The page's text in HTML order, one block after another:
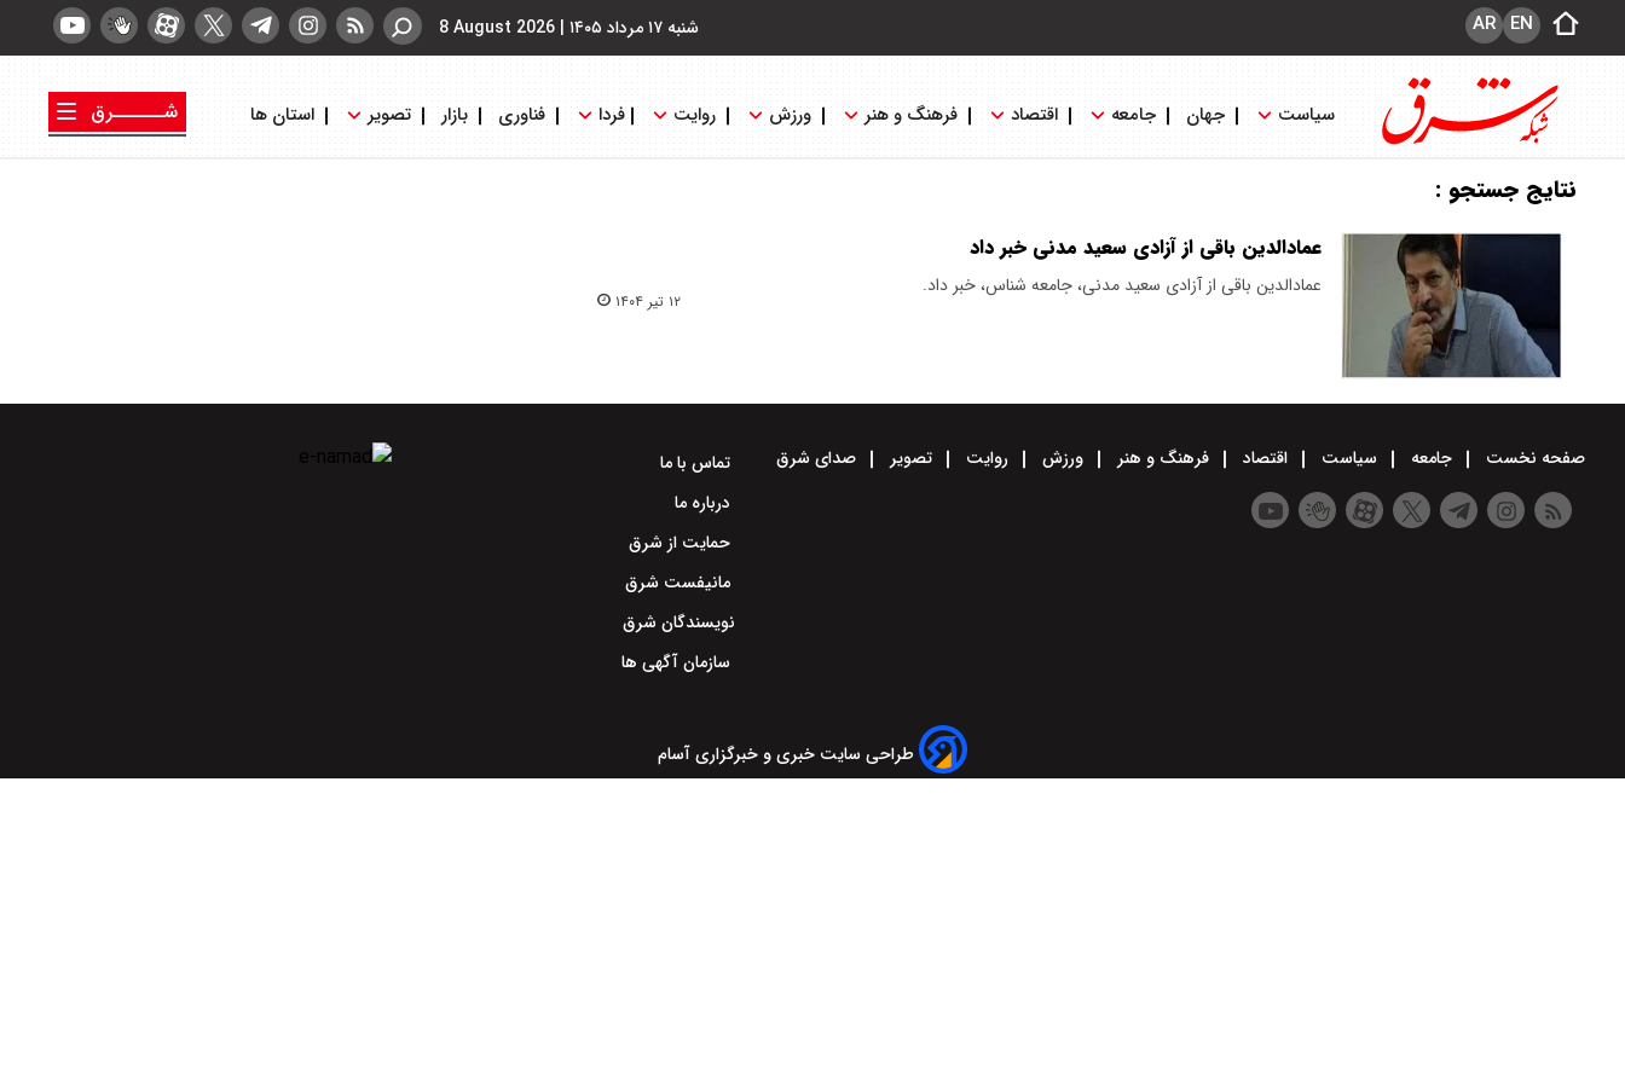
شنبه ۱۷ مرداد ۱۴۰۵ |
8 August 2026 EN
AR
سیاست جهان جامعه اقتصاد فرهنگ و هنر ورزش روایت فردا فناوری بازار تصویر استان ها
شــــــرق
نتایج جستجو :
عمادالدین باقی از آزادی سعید مدنی خبر داد
عمادالدین باقی از آزادی سعید مدنی، جامعه شناس، خبر داد.
۱۲ تیر ۱۴۰۴
صفحه نخست جامعه سیاست اقتصاد فرهنگ و هنر ورزش روایت تصویر صدای شرق
تماس با ما
درباره ما
حمایت از شرق
مانیفست شرق
نویسندگان شرق
سازمان آگهی ها
طراحی سایت خبری و خبرگزاری آسام